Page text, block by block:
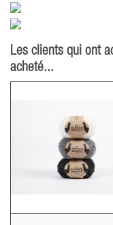
Les clients qui ont
acheté...